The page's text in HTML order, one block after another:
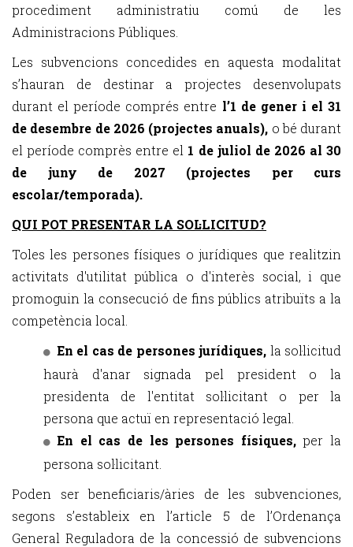
procediment administratiu comú de les
Administracions Públiques.
Les subvencions concedides en aquesta modalitat
s’hauran de destinar a projectes desenvolupats
durant el període comprés entre l’1 de gener i el 31
de desembre de 2026 (projectes anuals), o bé durant
el període comprès entre el 1 de juliol de 2026 al 30
de juny de 2027 (projectes per curs
escolar/temporada).
QUI POT PRESENTAR LA SOL·LICITUD?
Toles les persones físiques o jurídiques que realitzin
activitats d'utilitat pública o d'interès social, i que
promoguin la consecució de fins públics atribuïts a la
competència local.
En el cas de persones jurídiques, la sol·licitud
haurà d'anar signada pel president o la
presidenta de l'entitat sol·licitant o per la
persona que actuï en representació legal.
En el cas de les persones físiques,per la
persona sol·licitant.
Poden ser beneficiaris/àries de les subvenciones,
segons s’estableix en l’article 5 de l’Ordenança
General Reguladora de la concessió de subvencions